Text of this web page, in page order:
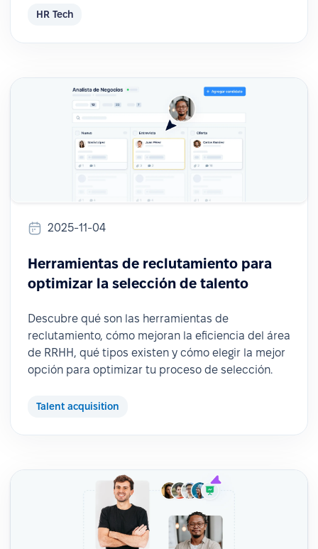
HR Tech
2025-11-04
Herramientas de reclutamiento para
optimizar la selección de talento
Descubre qué son las herramientas de
reclutamiento, cómo mejoran la eficiencia del área
de RRHH, qué tipos existen y cómo elegir la mejor
opción para optimizar tu proceso de selección.
Talent acquisition